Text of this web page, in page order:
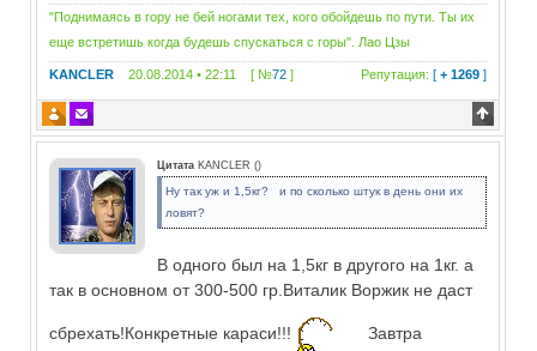
"Поднимаясь в гору не бей ногами тех, кого обойдешь по пути. Ты их
еще встретишь когда будешь спускаться с горы". Лао Цзы
KANCLER 20.08.2014 • 22:11 [ №72 ] Репутация: [+ 1269 ]
Цитата KANCLER ()
Ну так уж и 1,5кг? и по сколько штук в день они их
ловят?
В одного был на 1,5кг в другого на 1кг. а
так в основном от 300-500 гр.Виталик Воржик не даст
сбрехать!Конкретные караси!!! Завтра